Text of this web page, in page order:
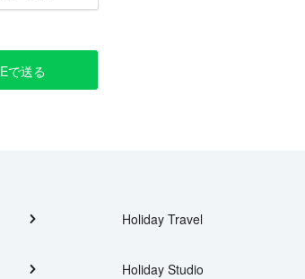
で送る
Holiday Travel
Holiday Studio